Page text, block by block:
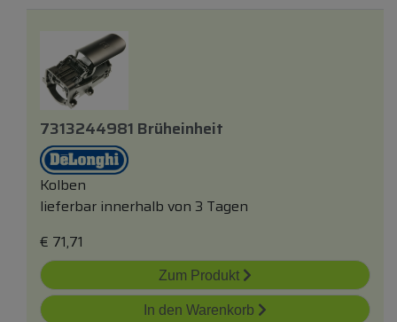
7313244981 Brüheinheit
Kolben
lieferbar innerhalb von 3 Tagen
€ 71,71
Zum Produkt
In den Warenkorb